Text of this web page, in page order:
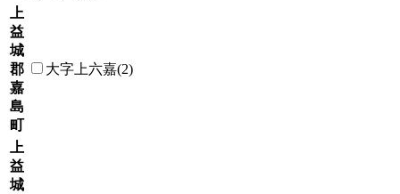
上
益
城
郡
嘉
島
町
大字上六嘉(2)
上
益
城